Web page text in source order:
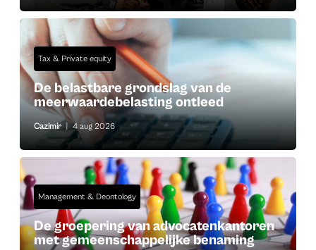
Tax & Private equity
De belastbare grondslag van de
meerwaardebelasting ontleed
Cazimir 4 aug 2026
Management & Deontology
De groepering van advocatenkantoren
met gemeenschappelijke benaming